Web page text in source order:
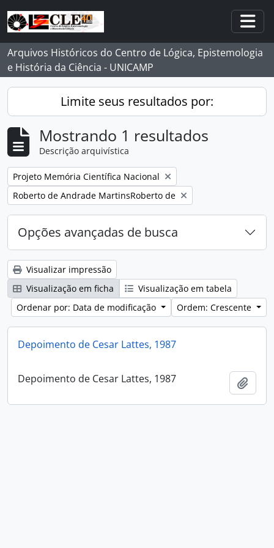
Skip to main content
Arquivos Históricos do Centro de Lógica, Epistemologia
e História da Ciência - UNICAMP
Limite seus resultados por:
Mostrando 1 resultados
Descrição arquivística
Remover filtro:
Projeto Memória Científica Nacional
Remover filtro:
Roberto de Andrade MartinsRoberto de
Opções avançadas de busca
Visualizar impressão
Visualização em ficha
Visualização em tabela
Ordenar por: Data de modificação
Ordem: Crescente
Depoimento de Cesar Lattes, 1987
Depoimento de Cesar Lattes, 1987